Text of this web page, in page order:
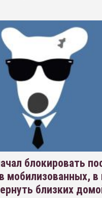
блокировать
мобилизованных, в
близких